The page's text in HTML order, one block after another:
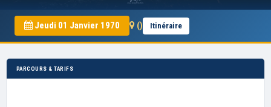
Jeudi 01 Janvier 1970 () Itinéraire
PARCOURS & TARIFS